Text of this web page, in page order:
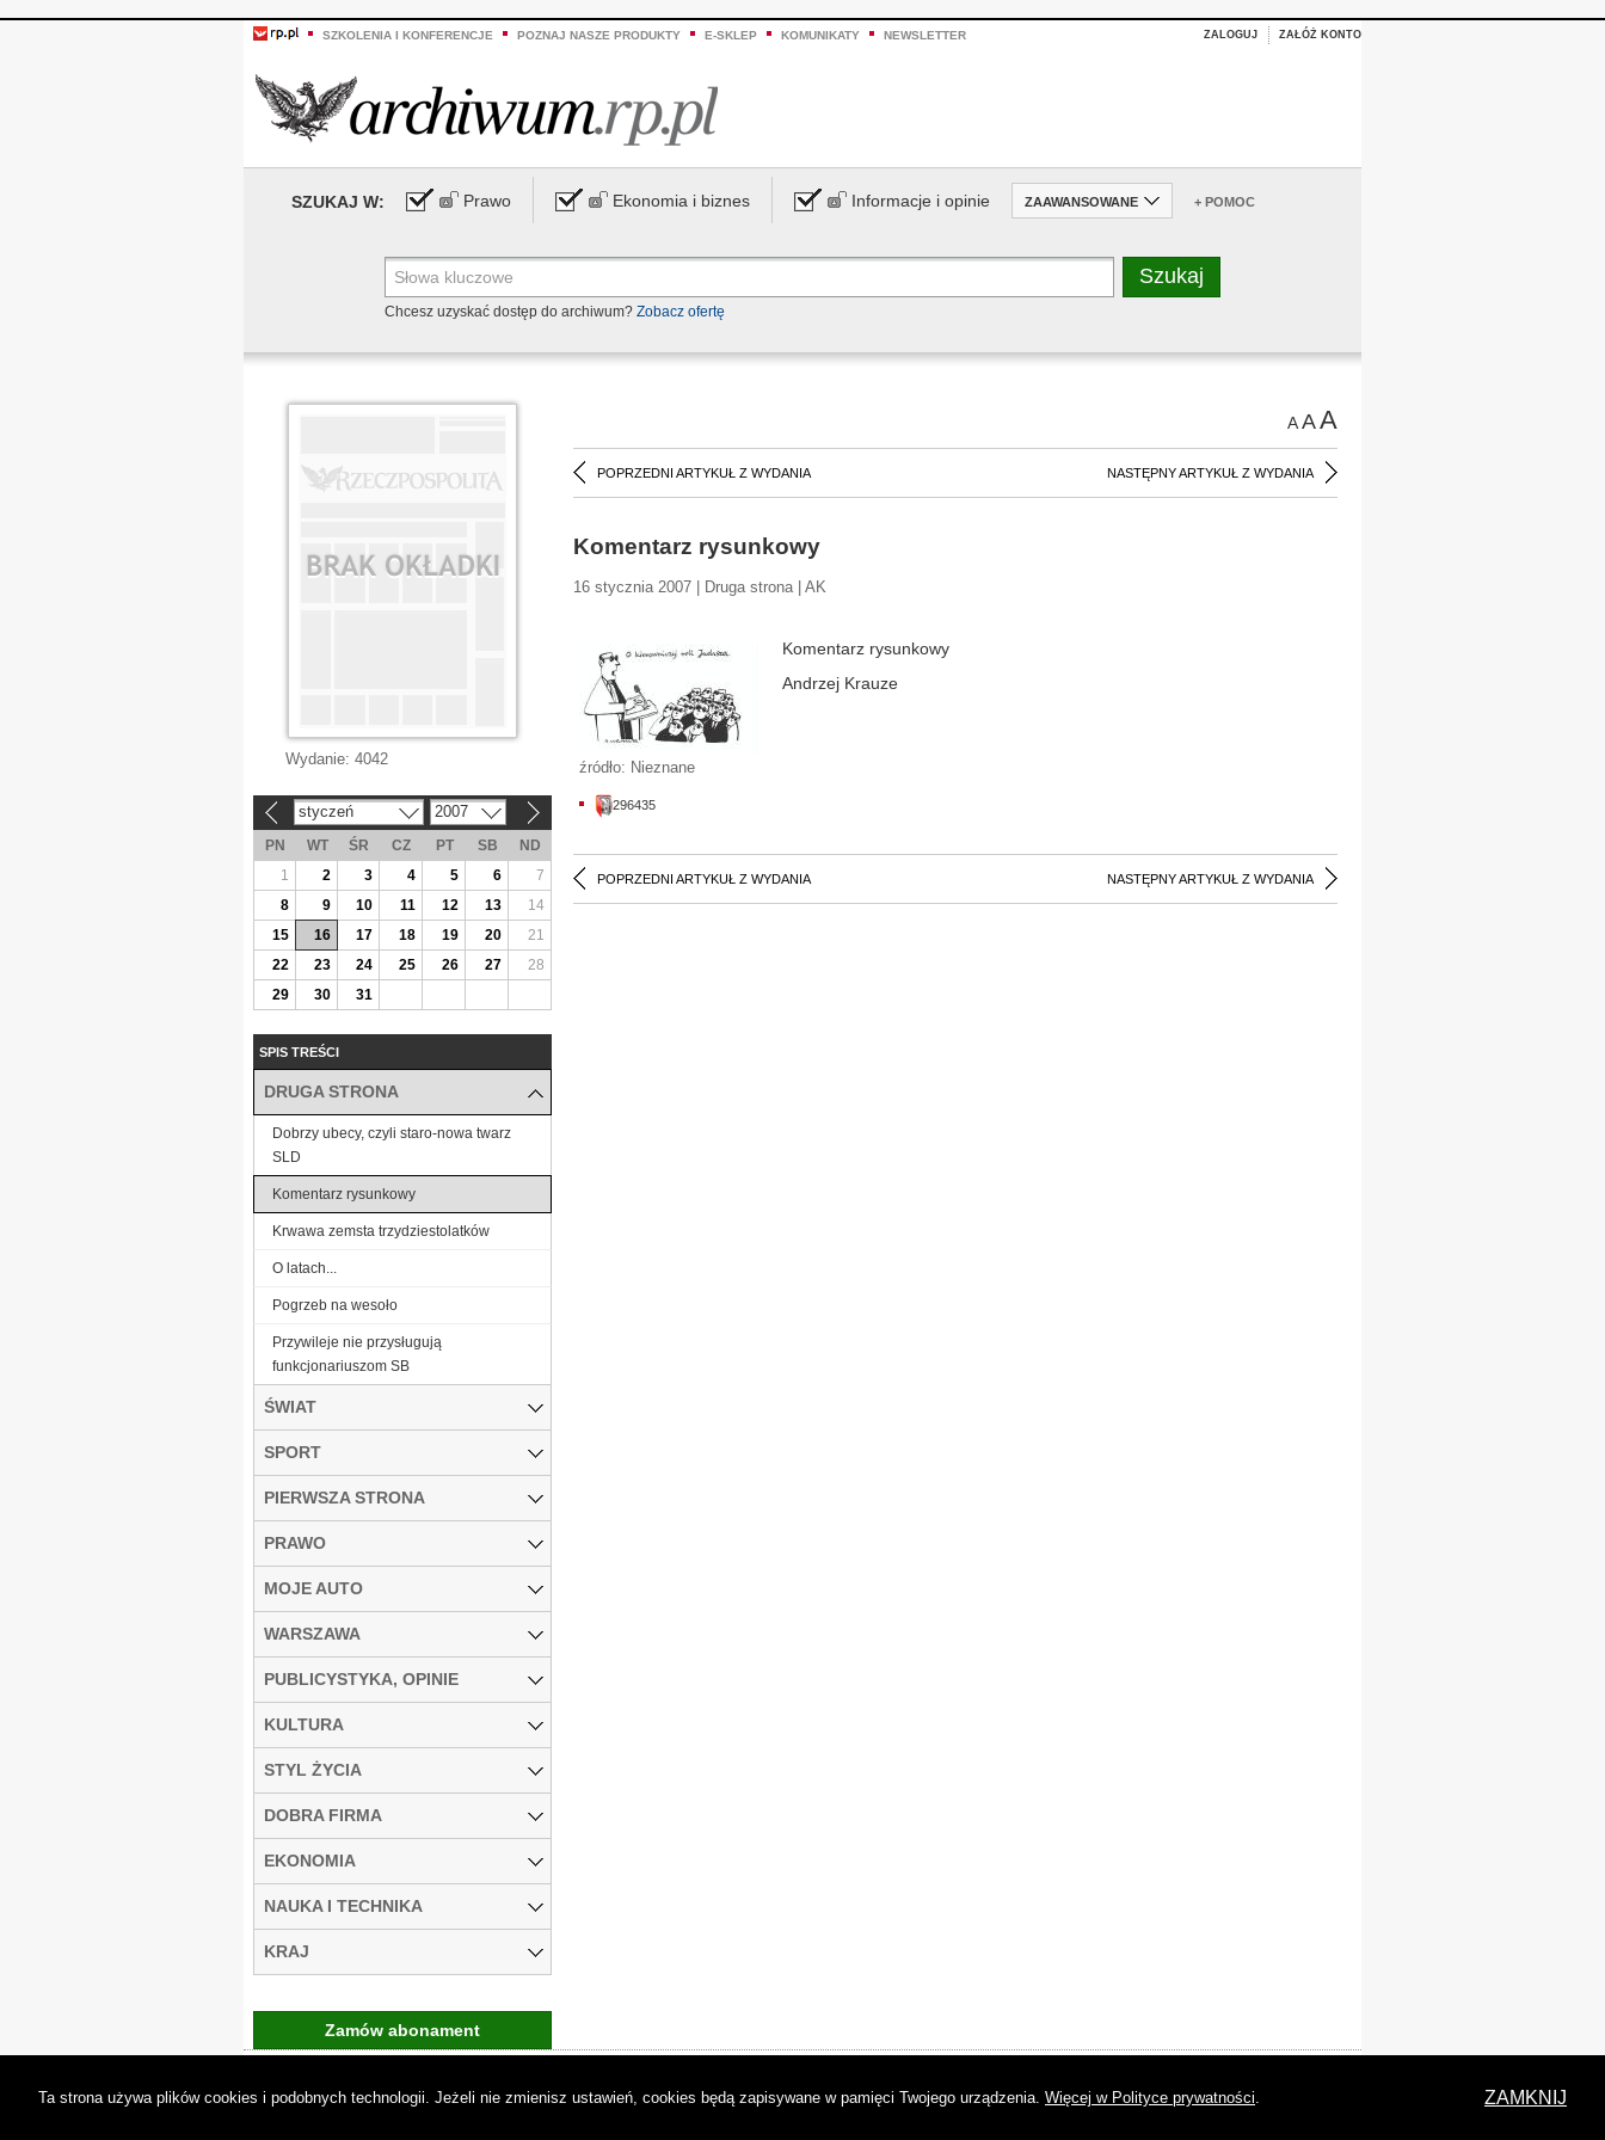
SZKOLENIA I KONFERENCJE POZNAJ NASZE PRODUKTY E-SKLEP KOMUNIKATY NEWSLETTER ZALOGUJ ZAŁÓŻ KONTO
SZUKAJ W: Prawo Ekonomia i biznes Informacje i opinie ZAAWANSOWANE + POMOC
Chcesz uzyskać dostęp do archiwum? Zobacz ofertę
AAA
POPRZEDNI ARTYKUŁ Z WYDANIA NASTĘPNY ARTYKUŁ Z WYDANIA
Komentarz rysunkowy
16 stycznia 2007 | Druga strona | AK
źródło: Nieznane
296435
Komentarz rysunkowy
Andrzej Krauze
POPRZEDNI ARTYKUŁ Z WYDANIA NASTĘPNY ARTYKUŁ Z WYDANIA
Wydanie: 4042
styczeń 2007
PN WT ŚR CZ PT SB
ND
1
2 3 4 5 6
7
8
9 10 11 12 13
14
15
16 17 18 19 20
21
22
23 24 25 26 27
28
29
30 31
SPIS TREŚCI
DRUGA STRONA
Dobrzy ubecy, czyli staro-nowa twarz
SLD
Komentarz rysunkowy
Krwawa zemsta trzydziestolatków
O latach...
Pogrzeb na wesoło
Przywileje nie przysługują
funkcjonariuszom SB
ŚWIAT
SPORT
PIERWSZA STRONA
PRAWO
MOJE AUTO
WARSZAWA
PUBLICYSTYKA, OPINIE
KULTURA
STYL ŻYCIA
DOBRA FIRMA
EKONOMIA
NAUKA I TECHNIKA
KRAJ
Zamów abonament
Ta strona używa plików cookies i podobnych technologii. Jeżeli nie zmienisz ustawień, cookies będą zapisywane w pamięci Twojego urządzenia. Więcej w Polityce prywatności. ZAMKNIJ